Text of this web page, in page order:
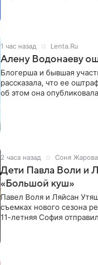
1 час назад Lenta.Ru
Алену Водонаеву
Блогерша и бывшая
рассказала, что ее
об этом она
2 часа назад Соня Жарова
Дети Павла Воли и
«Большой куш»
Павел Воля и Ляйсан
съемках нового сезона
11-летняя София